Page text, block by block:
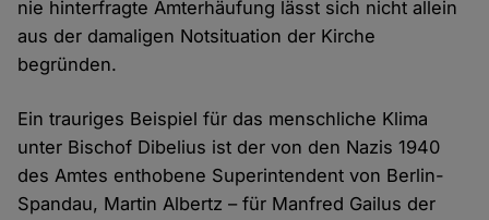
nie hinterfragte Ämterhäufung lässt sich nicht allein
aus der damaligen Notsituation der Kirche
begründen.
Ein trauriges Beispiel für das menschliche Klima
unter Bischof Dibelius ist der von den Nazis 1940
des Amtes enthobene Superintendent von Berlin-
Spandau, Martin Albertz – für Manfred Gailus der